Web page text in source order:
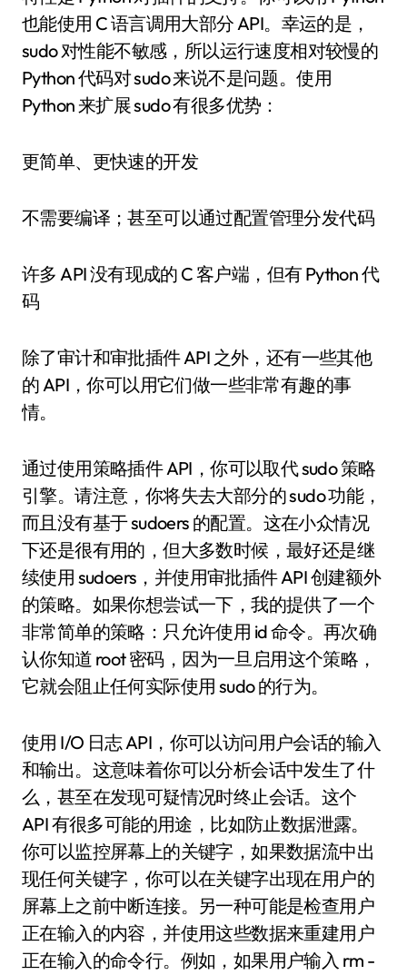
也能使用 C 语言调用大部分 API。幸运的是，
sudo 对性能不敏感，所以运行速度相对较慢的
Python 代码对 sudo 来说不是问题。使用
Python 来扩展 sudo 有很多优势：
更简单、更快速的开发
不需要编译；甚至可以通过配置管理分发代码
许多 API 没有现成的 C 客户端，但有 Python 代
码
除了审计和审批插件 API 之外，还有一些其他
的 API，你可以用它们做一些非常有趣的事
情。
通过使用策略插件 API，你可以取代 sudo 策略
引擎。请注意，你将失去大部分的 sudo 功能，
而且没有基于 sudoers 的配置。这在小众情况
下还是很有用的，但大多数时候，最好还是继
续使用 sudoers，并使用审批插件 API 创建额外
的策略。如果你想尝试一下，我的提供了一个
非常简单的策略：只允许使用 id 命令。再次确
认你知道 root 密码，因为一旦启用这个策略，
它就会阻止任何实际使用 sudo 的行为。
使用 I/O 日志 API，你可以访问用户会话的输入
和输出。这意味着你可以分析会话中发生了什
么，甚至在发现可疑情况时终止会话。这个
API 有很多可能的用途，比如防止数据泄露。
你可以监控屏幕上的关键字，如果数据流中出
现任何关键字，你可以在关键字出现在用户的
屏幕上之前中断连接。另一种可能是检查用户
正在输入的内容，并使用这些数据来重建用户
正在输入的命令行。例如，如果用户输入 rm -